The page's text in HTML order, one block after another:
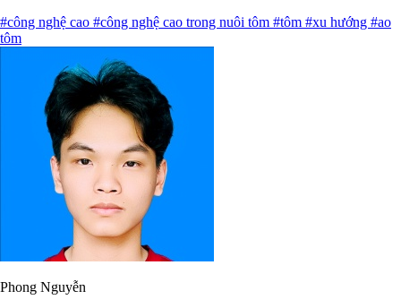
#công nghệ cao #công nghệ cao trong nuôi tôm #tôm #xu hướng #ao
tôm
Phong Nguyễn